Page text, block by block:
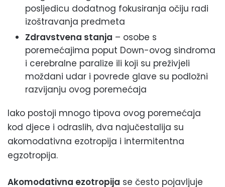
posljedicu dodatnog fokusiranja očiju radi
izoštravanja predmeta
Zdravstvena stanja – osobe s
poremećajima poput Down-ovog sindroma
i cerebralne paralize ili koji su preživjeli
moždani udar i povrede glave su podložni
razvijanju ovog poremećaja
Iako postoji mnogo tipova ovog poremećaja
kod djece i odraslih, dva najučestalija su
akomodativna ezotropija i intermitentna
egzotropija.
Akomodativna ezotropija se često pojavljuje